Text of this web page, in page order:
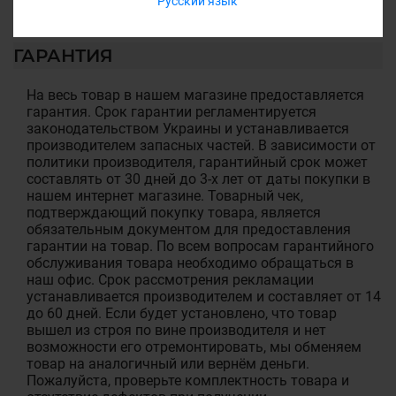
ГАРАНТИЯ
На весь товар в нашем магазине предоставляется
гарантия. Срок гарантии регламентируется
законодательством Украины и устанавливается
производителем запасных частей. В зависимости от
политики производителя, гарантийный срок может
составлять от 30 дней до 3-х лет от даты покупки в
нашем интернет магазине. Товарный чек,
подтверждающий покупку товара, является
обязательным документом для предоставления
гарантии на товар. По всем вопросам гарантийного
обслуживания товара необходимо обращаться в
наш офис. Срок рассмотрения рекламации
устанавливается производителем и составляет от 14
до 60 дней. Если будет установлено, что товар
вышел из строя по вине производителя и нет
возможности его отремонтировать, мы обменяем
товар на аналогичный или вернём деньги.
Пожалуйста, проверьте комплектность товара и